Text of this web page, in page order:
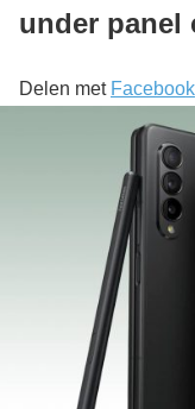
under panel
Delen met Facebook